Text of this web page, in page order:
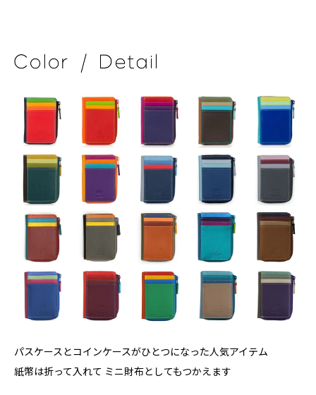
パスケースとコインケースがひとつになった人気アイテム
紙幣は折って入れて ミニ財布としてもつかえます